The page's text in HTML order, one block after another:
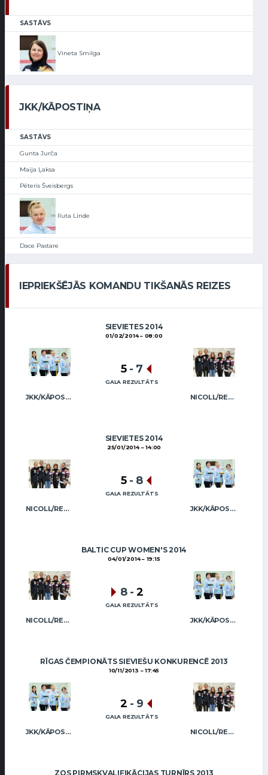
SASTĀVS
Vineta Smilga
JKK/KĀPOSTIŅA
SASTĀVS
Gunta Jurča
Maija Ļaksa
Pēteris Šveisbergs
Iluta Linde
Dace Pastare
IEPRIEKŠĒJĀS KOMANDU TIKŠANĀS REIZES
SIEVIETES 2014
01/02/2014 08:00
JKK/KĀPOSTIŅA NICOLL/REGŽA
5 - 7
GALA REZULTĀTS
SIEVIETES 2014
25/01/2014 14:00
NICOLL/REGŽA JKK/KĀPOSTIŅA
5 - 8
GALA REZULTĀTS
BALTIC CUP WOMEN'S 2014
04/01/2014 19:15
NICOLL/REGŽA JKK/KĀPOSTIŅA
8 - 2
GALA REZULTĀTS
RĪGAS ČEMPIONĀTS SIEVIEŠU KONKURENCĒ 2013
10/11/2013 17:45
JKK/KĀPOSTIŅA NICOLL/REGŽA
2 - 9
GALA REZULTĀTS
ZOS PIRMSKVALIFIKĀCIJAS TURNĪRS 2013